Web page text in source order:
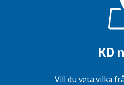
KD
Vill du veta vilka